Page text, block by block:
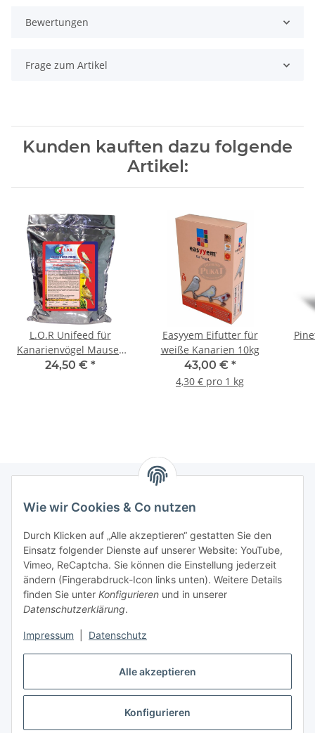
Alle akzeptieren
Konfigurieren
Wie wir Cookies & Co nutzen
Durch Klicken auf „Alle akzeptieren“ gestatten Sie den
Einsatz folgender Dienste auf unserer Website: YouTube,
Vimeo, ReCaptcha. Sie können die Einstellung jederzeit
ändern (Fingerabdruck-Icon links unten). Weitere Details
finden Sie unter Konfigurieren und in unserer
Datenschutzerklärung.
Impressum Datenschutz
Bewertungen
Frage zum Artikel
Kunden kauften dazu folgende
Artikel:
L.O.R Unifeed für
Kanarienvögel Mauser
5kg
24,50 € *
Easyyem Eifutter für
weiße Kanarien 10kg
43,00 € *
4,30 € pro 1 kg
Informationen
Gesetzliche Informationen
Mein Konto
masterframe GmbH